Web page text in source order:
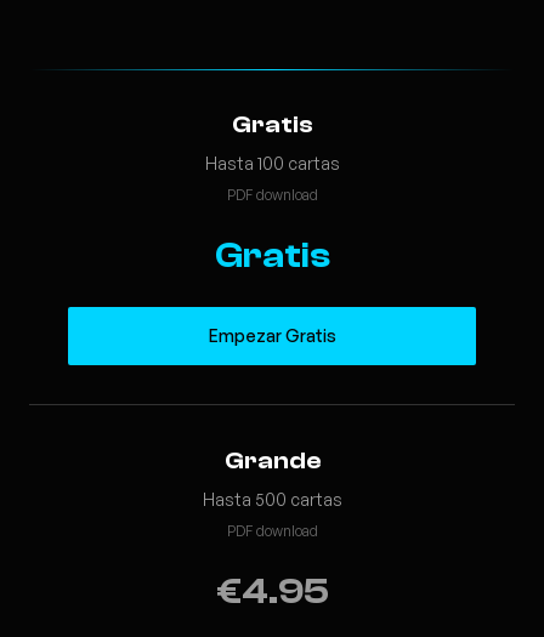
Gratis
Hasta 100 cartas
PDF download
Gratis
Empezar Gratis
Grande
Hasta 500 cartas
PDF download
€4.95